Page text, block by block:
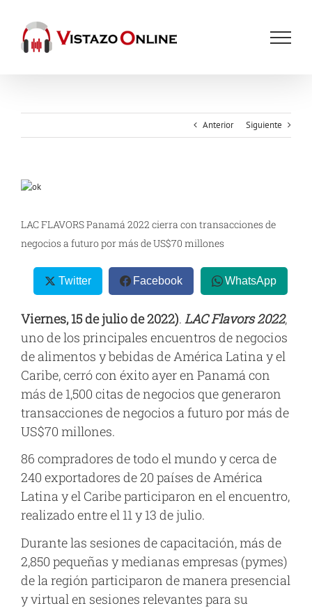
contenido
Anterior Siguiente
Ver
grande
LAC FLAVORS Panamá 2022 cierra con transacciones de
negocios a futuro por más de US$70 millones
Twitter Facebook WhatsApp
Viernes, 15 de julio de 2022). LAC Flavors 2022,
uno de los principales encuentros de negocios
de alimentos y bebidas de América Latina y el
Caribe, cerró con éxito ayer en Panamá con
más de 1,500 citas de negocios que generaron
transacciones de negocios a futuro por más de
US$70 millones.
86 compradores de todo el mundo y cerca de
240 exportadores de 20 países de América
Latina y el Caribe participaron en el encuentro,
realizado entre el 11 y 13 de julio.
Durante las sesiones de capacitación, más de
2,850 pequeñas y medianas empresas (pymes)
de la región participaron de manera presencial
y virtual en sesiones relevantes para su